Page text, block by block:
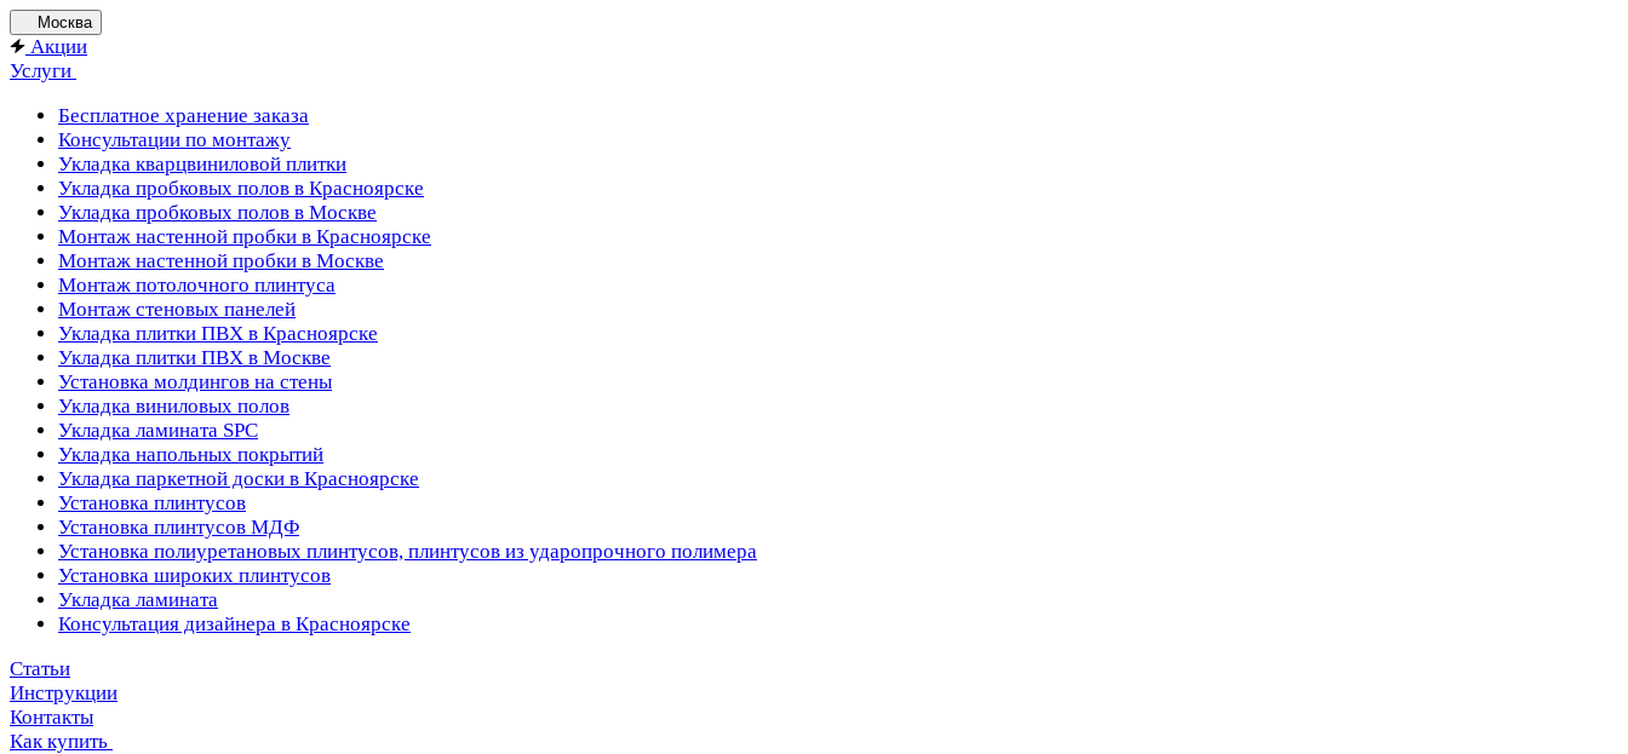
Москва
Акции
Услуги
Бесплатное хранение заказа
Консультации по монтажу
Укладка кварцвиниловой плитки
Укладка пробковых полов в Красноярске
Укладка пробковых полов в Москве
Монтаж настенной пробки в Красноярске
Монтаж настенной пробки в Москве
Монтаж потолочного плинтуса
Монтаж стеновых панелей
Укладка плитки ПВХ в Красноярске
Укладка плитки ПВХ в Москве
Установка молдингов на стены
Укладка виниловых полов
Укладка ламината SPC
Укладка напольных покрытий
Укладка паркетной доски в Красноярске
Установка плинтусов
Установка плинтусов МДФ
Установка полиуретановых плинтусов, плинтусов из ударопрочного полимера
Установка широких плинтусов
Укладка ламината
Консультация дизайнера в Красноярске
Статьи
Инструкции
Контакты
Как купить